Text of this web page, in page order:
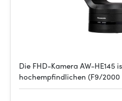
Die FHD-Kamera AW-HE145
hochempfindlichen (F9/